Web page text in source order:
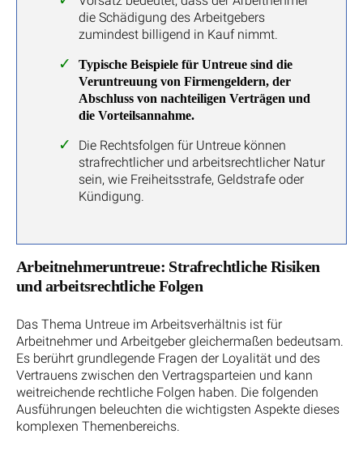
die Schädigung des Arbeitgebers
zumindest billigend in Kauf nimmt.
Typische Beispiele für Untreue sind die
Veruntreuung von Firmengeldern, der
Abschluss von nachteiligen Verträgen und
die Vorteilsannahme.
Die Rechtsfolgen für Untreue können
strafrechtlicher und arbeitsrechtlicher Natur
sein, wie Freiheitsstrafe, Geldstrafe oder
Kündigung.
Arbeitnehmeruntreue: Strafrechtliche Risiken
und arbeitsrechtliche Folgen
Das Thema Untreue im Arbeitsverhältnis ist für
Arbeitnehmer und Arbeitgeber gleichermaßen bedeutsam.
Es berührt grundlegende Fragen der Loyalität und des
Vertrauens zwischen den Vertragsparteien und kann
weitreichende rechtliche Folgen haben. Die folgenden
Ausführungen beleuchten die wichtigsten Aspekte dieses
komplexen Themenbereichs.